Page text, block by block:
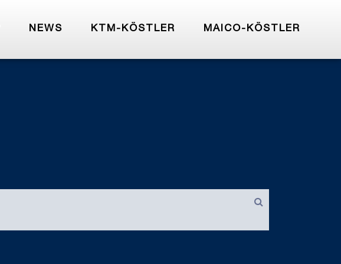
NEWS KTM-KÖSTLER MAICO-KÖSTLER